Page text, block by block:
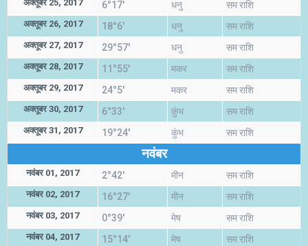
अक्तूबर 25, 2017 6°17' धनु सम राशि
अक्तूबर 26, 2017 18°6' धनु सम राशि
अक्तूबर 27, 2017 29°57' धनु सम राशि
अक्तूबर 28, 2017 11°55' मकर सम राशि
अक्तूबर 29, 2017 24°5' मकर सम राशि
अक्तूबर 30, 2017 6°33' कुंभ सम राशि
अक्तूबर 31, 2017 19°24' कुंभ सम राशि
नवंबर
नवंबर 01, 2017 2°42' मीन सम राशि
नवंबर 02, 2017 16°27' मीन सम राशि
नवंबर 03, 2017 0°39' मेष सम राशि
नवंबर 04, 2017 15°14' मेष सम राशि